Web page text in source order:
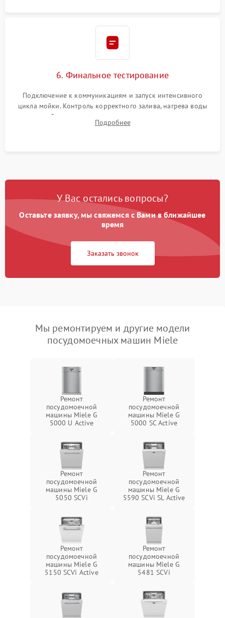
6. Финальное тестирование
Подключение к коммуникациям и запуск интенсивного
цикла мойки. Контроль корректного залива, нагрева воды
до нужной температуры, отсутствия посторонних шумов,
штатного слива и абсолютной сухости в поддоне.
Подробнее
У Вас остались вопросы?
Оставьте заявку, мы свяжемся с Вами в ближайшее
время
Заказать звонок
Мы ремонтируем и другие модели
посудомоечных машин Miele
Ремонт
посудомоечной
машины Miele G
5000 U Active
Ремонт
посудомоечной
машины Miele G
5000 SC Active
Ремонт
посудомоечной
машины Miele G
5050 SCVi
Ремонт
посудомоечной
машины Miele G
5590 SCVi SL Active
Ремонт
посудомоечной
машины Miele G
5150 SCVi Active
Ремонт
посудомоечной
машины Miele G
5481 SCVi